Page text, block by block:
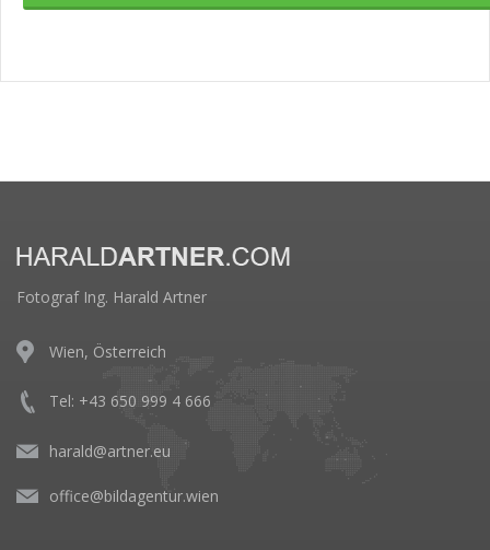
Fotograf Ing. Harald Artner
Wien, Österreich
Tel: +43 650 999 4 666
harald@artner.eu
office@bildagentur.wien